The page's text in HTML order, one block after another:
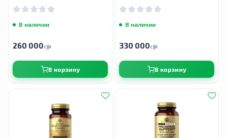
В наличии
260 000сӯм
В корзину
капсул
В наличии
330 000сӯм
В корзину